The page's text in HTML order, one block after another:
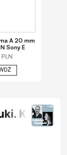
A 20 mm
Sony E